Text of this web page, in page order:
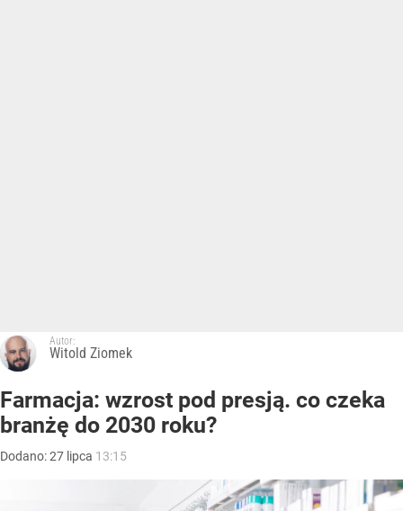
Autor:
Witold Ziomek
Farmacja: wzrost pod presją. co czeka
branżę do 2030 roku?
Dodano:27 lipca 13:15